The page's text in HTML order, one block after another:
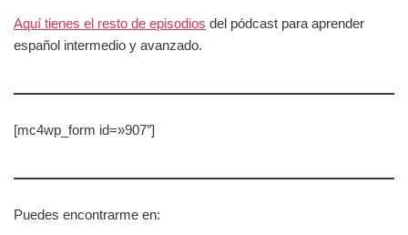
Aquí tienes el resto de episodios del pódcast para aprender
español intermedio y avanzado.
[mc4wp_form id=»907″]
Puedes encontrarme en: